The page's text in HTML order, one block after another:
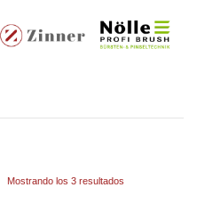
Mostrando los 3 resultados